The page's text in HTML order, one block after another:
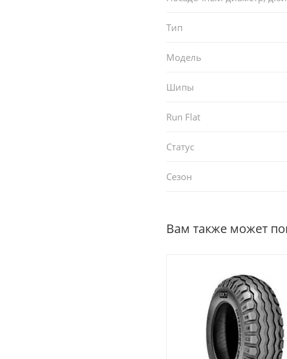
Тип
Модель
Шипы
Run Flat
Статус
Сезон
Вам также может